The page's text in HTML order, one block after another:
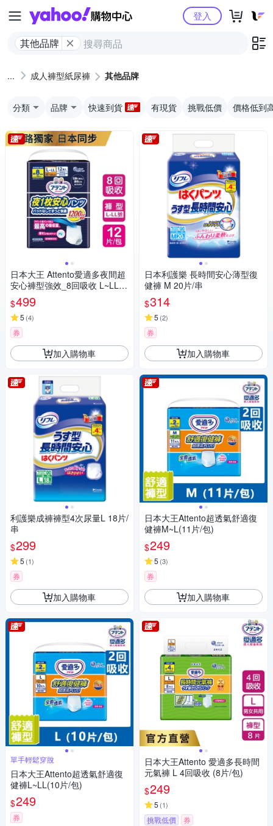
Yahoo購物中心
其他品牌
登入
成人褲型紙尿褲 其他品牌
分類 品牌 快速到貨 有現貨 挑戰低價 價格低到
日本大王 Attento愛適多夜間超
安心褲型強效_8回吸收 L~LL
(12片/包)
$499
5 (4)
券
加入購物車
利護樂成褲褲型4次尿量L 18片/
串
$299
5 (1)
券
加入購物車
單手輕鬆穿脫
日本大王Attento超透氣舒適復
健褲L~LL(10片/包)
$249
券
日本利護樂 長時間安心薄型復
健褲 M 20片/串
$314
5 (2)
券
加入購物車
日本大王Attento超透氣舒適復
健褲M~L(11片/包)
$249
5 (3)
券
加入購物車
日本大王Attento 愛適多長時間
元氣褲 L 4回吸收 (8片/包)
$249
5 (1)
挑戰低價 券